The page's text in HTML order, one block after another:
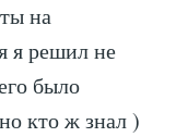
на
я решил не
было
кто ж знал )